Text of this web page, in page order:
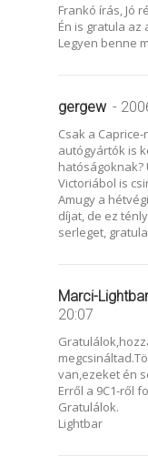
Frankó írás, Jó
Én is gratula az
Legyen benne
gergew -
Csak a
autógyártók is
hatóságoknak?
Victoriábol is
Amugy a
díjat, de ez
serleget,
Marci-Lightbar
20:07
van,ezeket én
Erről a 9C1-ről
Gratulálok.
Lightbar